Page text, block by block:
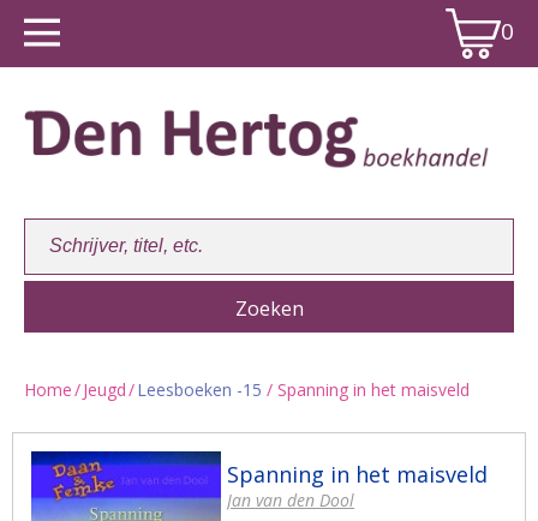
0
Home/Jeugd/Leesboeken -15 / Spanning in het maisveld
Spanning in het maisveld
Jan van den Dool